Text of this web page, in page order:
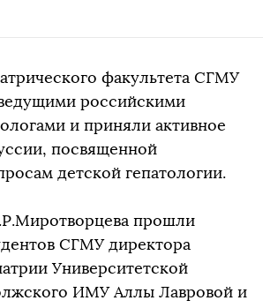
факультета СГМУ
российскими
и приняли активное
посвященной
детской гепатологии.
прошли
СГМУ директора
Университетской
ИМУ Аллы Лавровой и